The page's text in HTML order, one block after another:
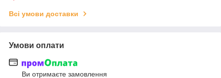
Всі умови доставки
Умови оплати
Ви отримаєте замовлення